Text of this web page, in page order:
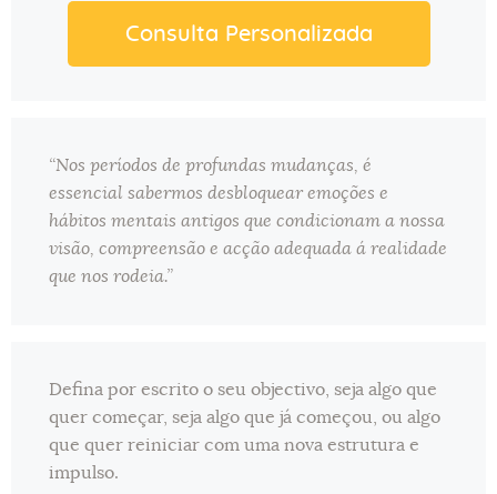
Consulta Personalizada
“Nos períodos de profundas mudanças, é
essencial sabermos desbloquear emoções e
hábitos mentais antigos que condicionam a nossa
visão, compreensão e acção adequada á realidade
que nos rodeia.”
Defina por escrito o seu objectivo, seja algo que
quer começar, seja algo que já começou, ou algo
que quer reiniciar com uma nova estrutura e
impulso.